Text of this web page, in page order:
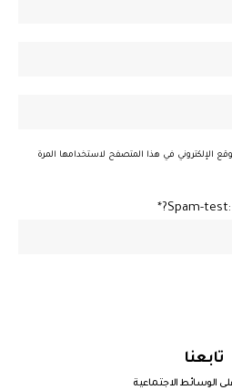
الإلكتروني في هذا المتصفح لاستخدامها المرة
Spam-test:
تابعنا
على الوسائط الاجتماعية